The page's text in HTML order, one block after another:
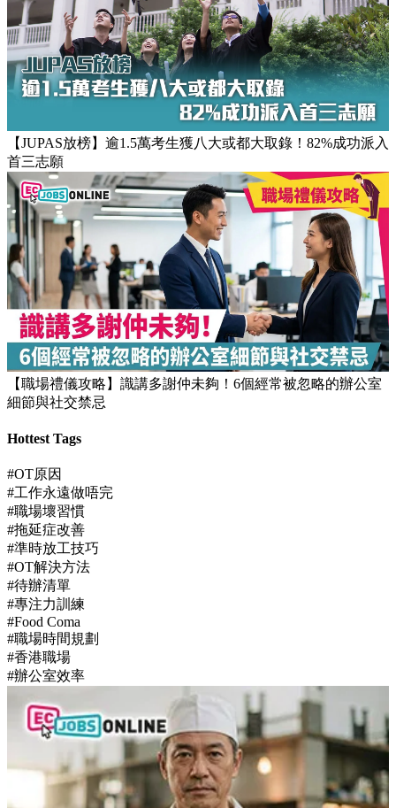
【JUPAS放榜】逾1.5萬考生獲八大或都大取錄！82%成功派入
首三志願
【職場禮儀攻略】識講多謝仲未夠！6個經常被忽略的辦公室
細節與社交禁忌
Hottest Tags
#OT原因
#工作永遠做唔完
#職場壞習慣
#拖延症改善
#準時放工技巧
#OT解決方法
#待辦清單
#專注力訓練
#Food Coma
#職場時間規劃
#香港職場
#辦公室效率